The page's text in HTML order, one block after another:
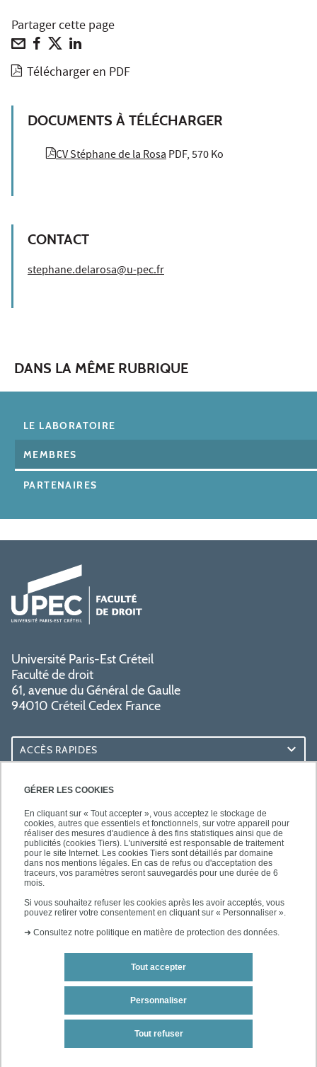
GÉRER LES COOKIES
En cliquant sur « Tout accepter », vous acceptez le stockage de
cookies, autres que essentiels et fonctionnels, sur votre appareil pour
réaliser des mesures d'audience à des fins statistiques ainsi que de
publicités (cookies Tiers). L'université est responsable de traitement
pour le site Internet. Les cookies Tiers sont détaillés par domaine
dans nos mentions légales. En cas de refus ou d'acceptation des
traceurs, vos paramètres seront sauvegardés pour une durée de 6
mois.
Si vous souhaitez refuser les cookies après les avoir acceptés, vous
pouvez retirer votre consentement en cliquant sur « Personnaliser ».
➜ Consultez notre politique en matière de protection des données.
Tout accepter
Tout refuser
Personnaliser
Partager cette page
Télécharger en PDF
DOCUMENTS À TÉLÉCHARGER
CV Stéphane de la RosaPDF, 570 Ko
CONTACT
stephane.delarosa@u-pec.fr
DANS LA MÊME RUBRIQUE
LE LABORATOIRE
MEMBRES
PARTENAIRES
Université Paris-Est Créteil
Faculté de droit
61, avenue du Général de Gaulle
94010 Créteil Cedex France
ACCÈS RAPIDES
ACCÈS PRATIQUES
SUIVEZ-NOUS
Contact
Plan du site